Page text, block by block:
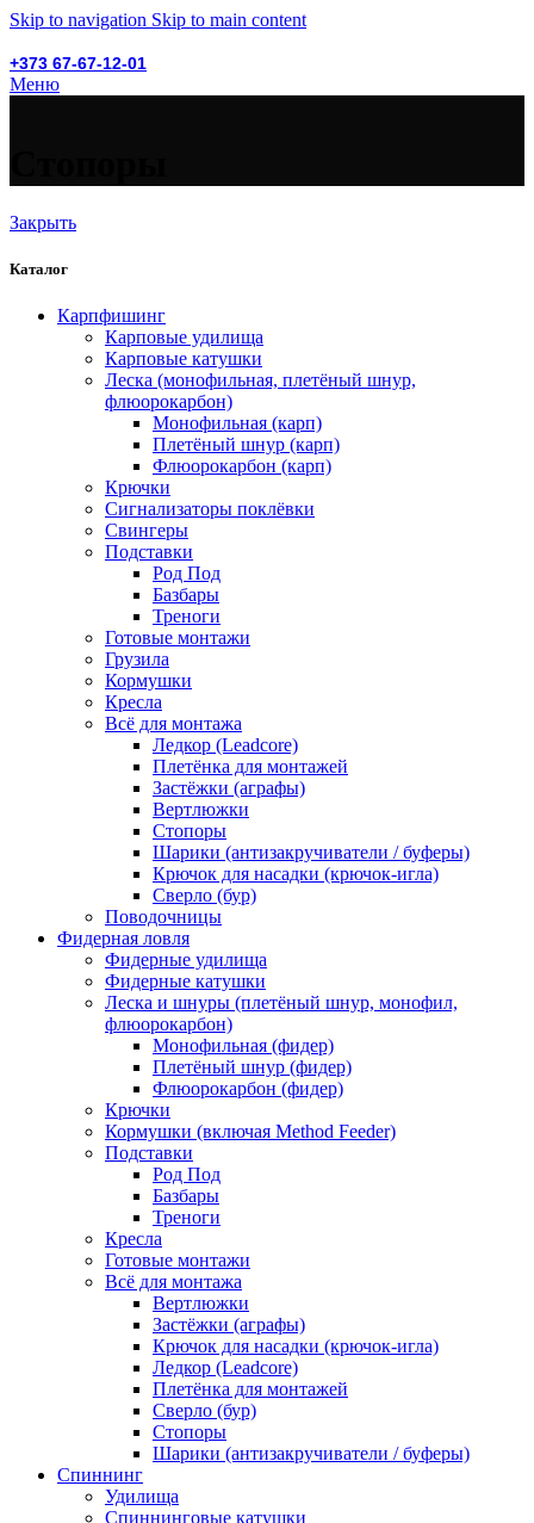
Skip to navigation Skip to main content
+373 67-67-12-01
Меню
Закрыть
Каталог
Карпфишинг
Карповые удилища
Карповые катушки
Леска (монофильная, плетёный шнур,
флюорокарбон)
Монофильная (карп)
Плетёный шнур (карп)
Флюорокарбон (карп)
Крючки
Сигнализаторы поклёвки
Свингеры
Подставки
Род Под
Базбары
Треноги
Готовые монтажи
Грузила
Кормушки
Кресла
Всё для монтажа
Ледкор (Leadcore)
Плетёнка для монтажей
Застёжки (аграфы)
Вертлюжки
Стопоры
Шарики (антизакручиватели / буферы)
Крючок для насадки (крючок-игла)
Сверло (бур)
Поводочницы
Фидерная ловля
Фидерные удилища
Фидерные катушки
Леска и шнуры (плетёный шнур, монофил,
флюорокарбон)
Монофильная (фидер)
Плетёный шнур (фидер)
Флюорокарбон (фидер)
Крючки
Кормушки (включая Method Feeder)
Подставки
Род Под
Базбары
Треноги
Кресла
Готовые монтажи
Всё для монтажа
Вертлюжки
Застёжки (аграфы)
Крючок для насадки (крючок-игла)
Ледкор (Leadcore)
Плетёнка для монтажей
Сверло (бур)
Стопоры
Шарики (антизакручиватели / буферы)
Спиннинг
Удилища
Спиннинговые катушки